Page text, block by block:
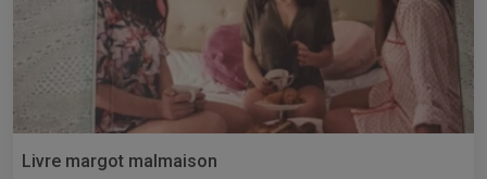
Livre margot malmaison